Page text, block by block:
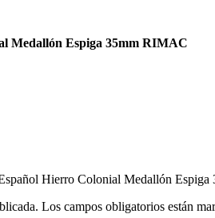
Medallón Espiga 35mm RIMAC
Hierro Colonial Medallón
Los campos obligatorios están